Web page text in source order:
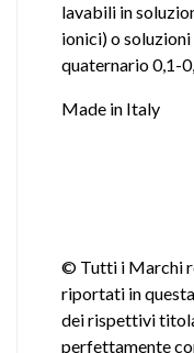
lavabili in
ionici) o
quaternario 0,1-
Made in Italy
© Tutti i Marchi
riportati in
dei rispettivi
perfettamente